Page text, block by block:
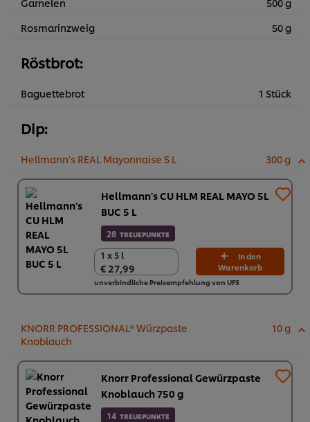
Garnelen
500 g
Rosmarinzweig
50 g
Röstbrot:
Baguettebrot 1 Stück
Dip:
Hellmann's REAL Mayonnaise 5 L 300 g
Hellmann's CU HLM REAL MAYO 5L
BUC 5 L
28 TREUEPUNKTE
1 x 5 l
€ 27,99
1 x 5 l
€ 27,99
In den
Warenkorb
unverbindliche Preisempfehlung von UFS
KNORR PROFESSIONAL® Würzpaste
Knoblauch
10 g
Knorr Professional Gewürzpaste
Knoblauch 750 g
14 TREUEPUNKTE